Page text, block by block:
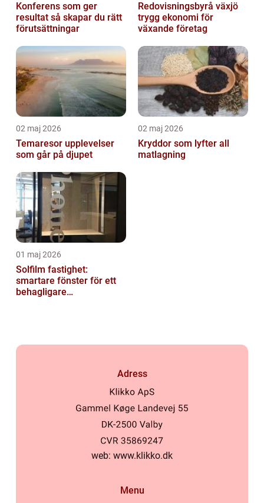
Konferens som ger
resultat så skapar du rätt
förutsättningar
Redovisningsbyrå växjö
trygg ekonomi för
växande företag
02 maj 2026
Temaresor upplevelser
som går på djupet
02 maj 2026
Kryddor som lyfter all
matlagning
01 maj 2026
Solfilm fastighet:
smartare fönster för ett
behagligare
Adress
web: www.klikko.dk
Menu